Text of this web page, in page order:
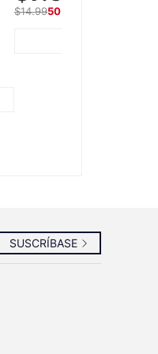
Gluten-Free, 30g Tin
$14.9950% OFF
SUSCRÍBASE